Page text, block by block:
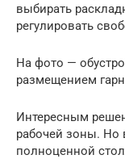
выбирать
регулировать
На фото —
размещением
Интересным
рабочей зоны. Но
полноценной